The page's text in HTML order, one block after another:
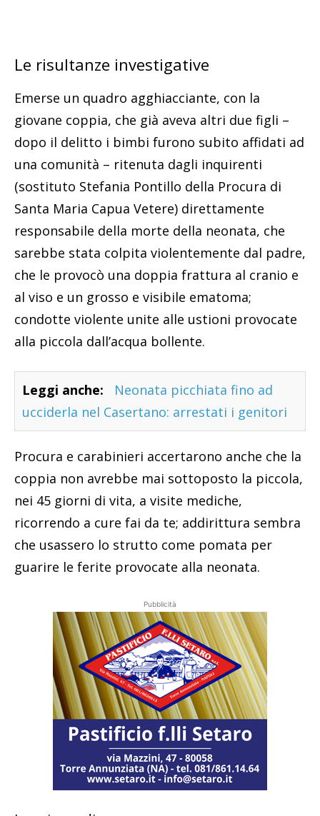
Le risultanze investigative
Emerse un quadro agghiacciante, con la
giovane coppia, che già aveva altri due figli –
dopo il delitto i bimbi furono subito affidati ad
una comunità – ritenuta dagli inquirenti
(sostituto Stefania Pontillo della Procura di
Santa Maria Capua Vetere) direttamente
responsabile della morte della neonata, che
sarebbe stata colpita violentemente dal padre,
che le provocò una doppia frattura al cranio e
al viso e un grosso e visibile ematoma;
condotte violente unite alle ustioni provocate
alla piccola dall’acqua bollente.
Leggi anche:
Neonata picchiata fino ad
ucciderla nel Casertano: arrestati i genitori
Procura e carabinieri accertarono anche che la
coppia non avrebbe mai sottoposto la piccola,
nei 45 giorni di vita, a visite mediche,
ricorrendo a cure fai da te; addirittura sembra
che usassero lo strutto come pomata per
guarire le ferite provocate alla neonata.
Pubblicità